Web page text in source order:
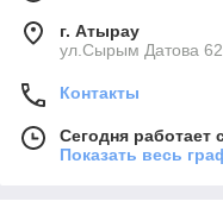
г. Атырау
ул.Сырым Датова 62
Контакты
Сегодня работает
Показать весь